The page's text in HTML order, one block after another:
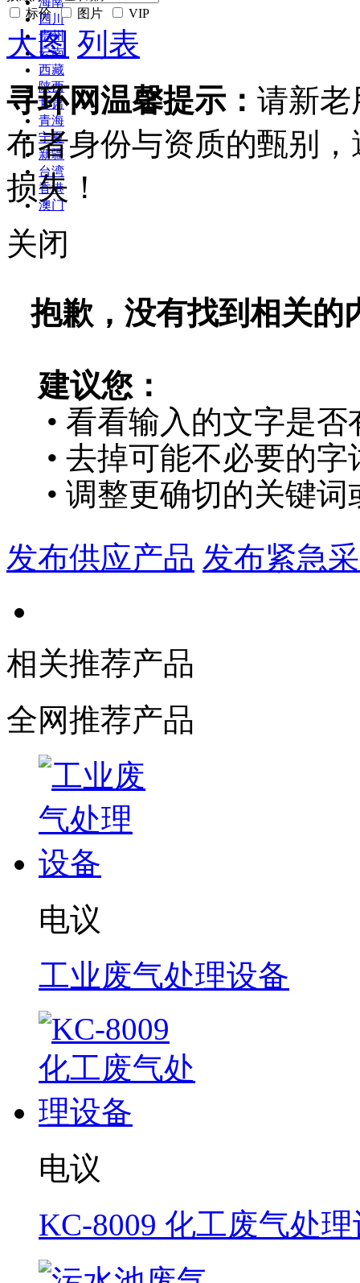
四川
贵州
云南
西藏
陕西
甘肃
青海
宁夏
新疆
台湾
香港
澳门
标价
图片 VIP
大图 列表
寻环网温馨提示： 请新老
布者身份与资质的甄别
损失！
关闭
抱歉，没有找到相关的
建议您：
• 看看输入的文字是否
• 去掉可能不必要的字
• 调整更确切的关键
发布供应产品 发布紧急
相关推荐产品
全网推荐产品
电议
工业废气处理设备
电议
KC-8009 化工废气处